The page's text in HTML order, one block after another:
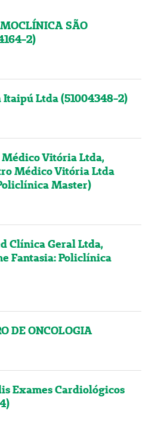
SÃO
2)
Ltda (51004348-2)
Vitória Ltda,
Médico Vitória Ltda
Master)
Clínica Geral Ltda,
Fantasia: Policlínica
DE ONCOLOGIA
Exames Cardiológicos